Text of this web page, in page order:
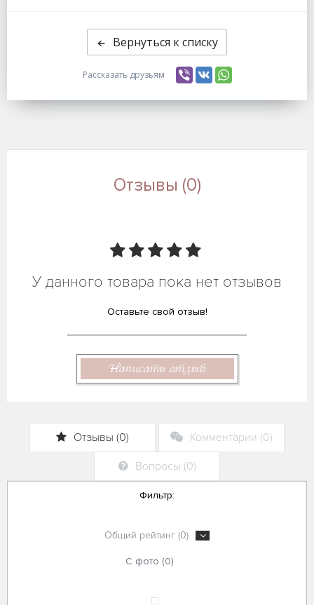
Вернуться к списку
Рассказать друзьям
Отзывы (0)
У данного товара пока нет отзывов
Оставьте свой отзыв!
Написать отзыв
Отзывы (0) Комментарии (0)
Вопросы (0)
Фильтр:
Общий рейтинг (0)
С фото (0)